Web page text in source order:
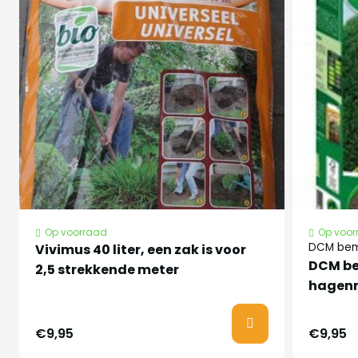
Stekels Nee
Winterhard Ja
Maximale
hoogte
10 meter
Hoogte
40 - 60 cm, 60 - 80 cm, 80 -
100 cm, 100 - 125 cm, 125 -
150 cm, 150 - 175 cm, 175 -
200 cm, 200 - 225 cm
Op voorraad
Vivimus 40 liter, een zak is voor
2,5 strekkende meter
€9,95
Op
DCM
DCM
€9,95